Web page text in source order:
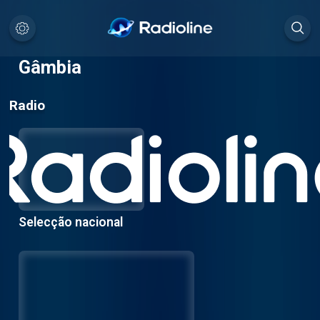
Gâmbia
Radio
Selecção nacional